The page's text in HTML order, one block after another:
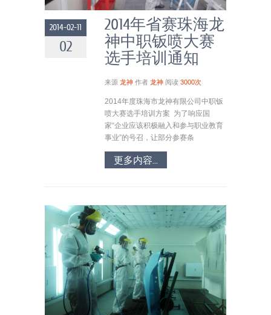
2014-02-11
02
2014年省赛珠海龙
神中职钣喷大赛
选手培训通知
来源 龙神 作者 龙神 阅读 3000次
2014年度珠海市龙神有限公司中职钣
喷大赛选手培训方案 为了响应国
家“企业应该积极融入和参与职业教育
事业”的号召，让部分参赛条
更多内容...